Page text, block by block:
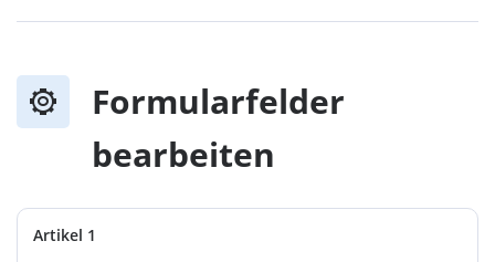
Formularfelder
bearbeiten
Artikel 1